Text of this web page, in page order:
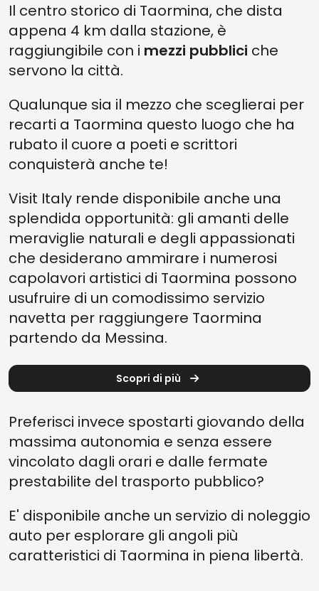
Il centro storico di Taormina, che dista
appena 4 km dalla stazione, è
raggiungibile con i mezzi pubblici che
servono la città.
Qualunque sia il mezzo che sceglierai per
recarti a Taormina questo luogo che ha
rubato il cuore a poeti e scrittori
conquisterà anche te!
Visit Italy rende disponibile anche una
splendida opportunità: gli amanti delle
meraviglie naturali e degli appassionati
che desiderano ammirare i numerosi
capolavori artistici di Taormina possono
usufruire di un comodissimo servizio
navetta per raggiungere Taormina
partendo da Messina.
Scopri di più
Preferisci invece spostarti giovando della
massima autonomia e senza essere
vincolato dagli orari e dalle fermate
prestabilite del trasporto pubblico?
E' disponibile anche un servizio di noleggio
auto per esplorare gli angoli più
caratteristici di Taormina in piena libertà.